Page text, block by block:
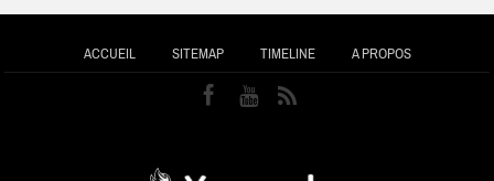
ACCUEIL SITEMAP TIMELINE A PROPOS